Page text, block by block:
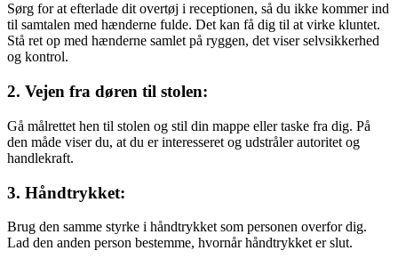
Sørg for at efterlade dit overtøj i receptionen, så du ikke kommer ind
til samtalen med hænderne fulde. Det kan få dig til at virke kluntet.
Stå ret op med hænderne samlet på ryggen, det viser selvsikkerhed
og kontrol.
2. Vejen fra døren til stolen:
Gå målrettet hen til stolen og stil din mappe eller taske fra dig. På
den måde viser du, at du er interesseret og udstråler autoritet og
handlekraft.
3. Håndtrykket:
Brug den samme styrke i håndtrykket som personen overfor dig.
Lad den anden person bestemme, hvornår håndtrykket er slut.